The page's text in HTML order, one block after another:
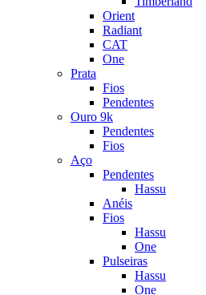
Orient
Radiant
CAT
One
Prata
Fios
Pendentes
Ouro 9k
Pendentes
Fios
Aço
Pendentes
Hassu
Anéis
Fios
Hassu
One
Pulseiras
Hassu
One